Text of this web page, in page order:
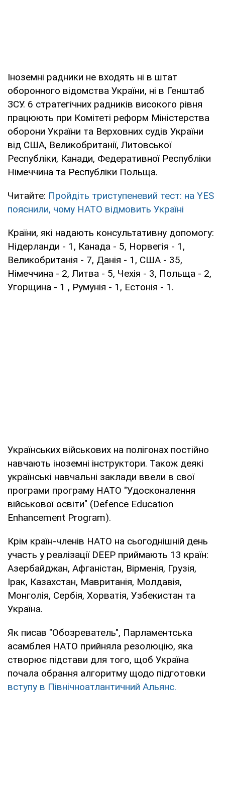
Іноземні радники не входять ні в штат
оборонного відомства України, ні в Генштаб
ЗСУ. 6 стратегічних радників високого рівня
працюють при Комітеті реформ Міністерства
оборони України та Верховних судів України
від США, Великобританії, Литовської
Республіки, Канади, Федеративної Республіки
Німеччина та Республіки Польща.
Читайте: Пройдіть триступеневий тест: на YES
пояснили, чому НАТО відмовить Україні
Країни, які надають консультативну допомогу:
Нідерланди - 1, Канада - 5, Норвегія - 1,
Великобританія - 7, Данія - 1, США - 35,
Німеччина - 2, Литва - 5, Чехія - 3, Польща - 2,
Угорщина - 1 , Румунія - 1, Естонія - 1.
Українських військових на полігонах постійно
навчають іноземні інструктори. Також деякі
українські навчальні заклади ввели в свої
програми програму НАТО "Удосконалення
військової освіти" (Defence Education
Enhancement Program).
Крім країн-членів НАТО на сьогоднішній день
участь у реалізації DEEP приймають 13 країн:
Азербайджан, Афганістан, Вірменія, Грузія,
Ірак, Казахстан, Мавританія, Молдавія,
Монголія, Сербія, Хорватія, Узбекистан та
Україна.
Як писав "Обозреватель", Парламентська
асамблея НАТО прийняла резолюцію, яка
створює підстави для того, щоб Україна
почала обрання алгоритму щодо підготовки
вступу в Північноатлантичний Альянс.